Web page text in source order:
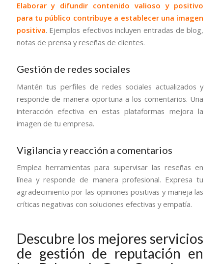
Elaborar y difundir contenido valioso y positivo
para tu público contribuye a establecer una imagen
positiva. Ejemplos efectivos incluyen entradas de blog,
notas de prensa y reseñas de clientes.
Gestión de redes sociales
Mantén tus perfiles de redes sociales actualizados y
responde de manera oportuna a los comentarios. Una
interacción efectiva en estas plataformas mejora la
imagen de tu empresa.
Vigilancia y reacción a comentarios
Emplea herramientas para supervisar las reseñas en
línea y responde de manera profesional. Expresa tu
agradecimiento por las opiniones positivas y maneja las
críticas negativas con soluciones efectivas y empatía.
Descubre los mejores servicios
de gestión de reputación en